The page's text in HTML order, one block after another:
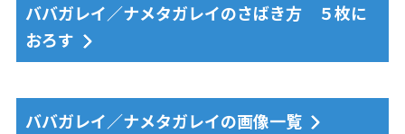
ババガレイ／ナメタガレイのさばき方 ５枚に
おろす
ババガレイ／ナメタガレイの画像一覧